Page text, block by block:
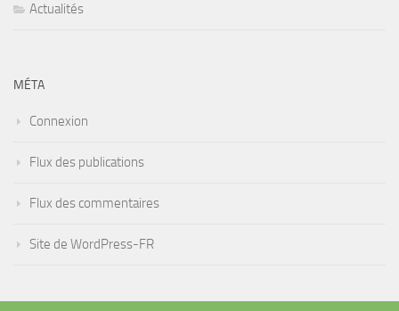
Actualités
MÉTA
Connexion
Flux des publications
Flux des commentaires
Site de WordPress-FR